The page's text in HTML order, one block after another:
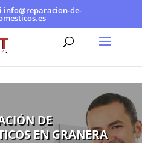
info@reparacion-de-
DE
EN GRANERA